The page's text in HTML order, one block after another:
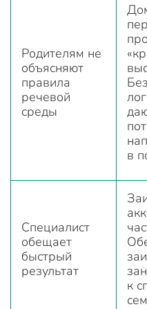
Родителям не
объясняют
правила
речевой
среды
в
Специалист
обещает
быстрый
результат
к